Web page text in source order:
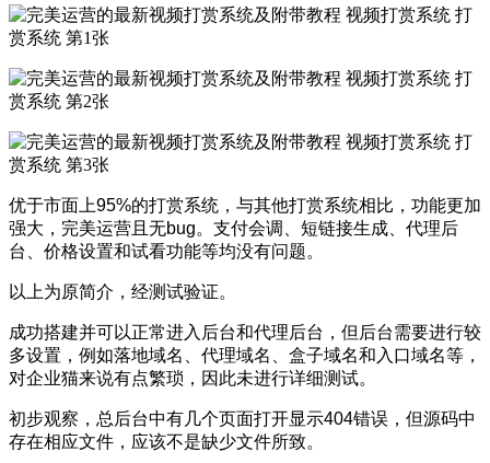
优于市面上95%的打赏系统，与其他打赏系统相比，功能更加
强大，完美运营且无bug。支付会调、短链接生成、代理后
台、价格设置和试看功能等均没有问题。
以上为原简介，经测试验证。
成功搭建并可以正常进入后台和代理后台，但后台需要进行较
多设置，例如落地域名、代理域名、盒子域名和入口域名等，
对企业猫来说有点繁琐，因此未进行详细测试。
初步观察，总后台中有几个页面打开显示404错误，但源码中
存在相应文件，应该不是缺少文件所致。